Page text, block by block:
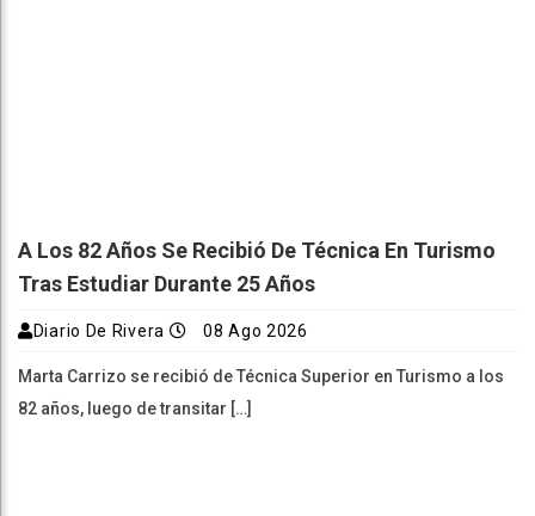
A Los 82 Años Se Recibió De Técnica En Turismo
Tras Estudiar Durante 25 Años
Diario De Rivera 08 Ago 2026
Marta Carrizo se recibió de Técnica Superior en Turismo a los
82 años, luego de transitar […]